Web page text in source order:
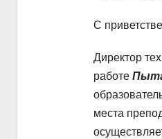
С
Директор
работе
места